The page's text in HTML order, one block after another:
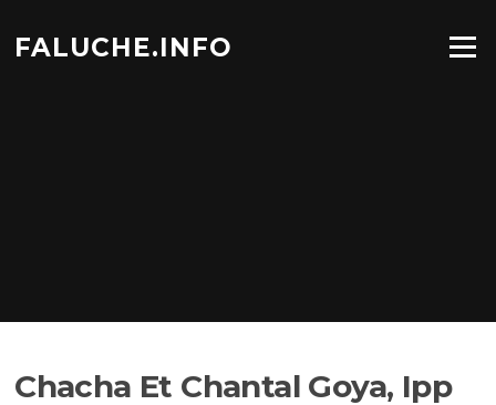
contenu
FALUCHE.INFO Menu
Chacha Et Chantal Goya, Ipp